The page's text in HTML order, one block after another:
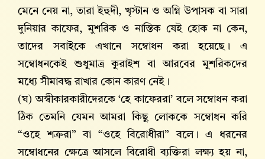
মেনে নেয় না, তারা ইহুদী, খৃস্টান ও অগ্নি উপাসক বা সারা
দুনিয়ার কাফের, মুশরিক ও নাস্তিক যেই হোক না কেন,
তাদের সবাইকে এখানে সম্বোধন করা হয়েছে। এ
সম্বোধনকেই শুধুমাত্র কুরাইশ বা আরবের মুশরিকদের
মধ্যে সীমাবদ্ধ রাখার কোন কারণ নেই।
(ঘ) অস্বীকারকারীদেরকে ‘হে কাফেররা’ বলে সম্বোধন করা
ঠিক তেমনি যেমন আমরা কিছু লোককে সম্বোধন করি
“ওহে শত্রুরা” বা “ওহে বিরোধীরা” বলে। এ ধরনের
সম্বোধনের ক্ষেত্রে আসলে বিরোধী ব্যক্তিরা লক্ষ্য হয় না,